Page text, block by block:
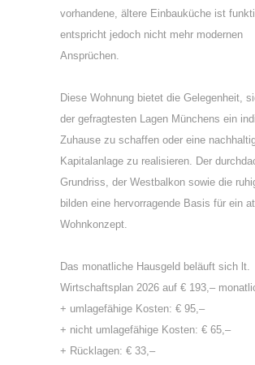
vorhandene, ältere Einbauküche ist
entspricht jedoch nicht mehr modernen
Ansprüchen.
Diese Wohnung bietet die Gelegenheit,
der gefragtesten Lagen Münchens ein
Zuhause zu schaffen oder eine
Kapitalanlage zu realisieren. Der
Grundriss, der Westbalkon sowie die
bilden eine hervorragende Basis für ein
Wohnkonzept.
Das monatliche Hausgeld beläuft sich lt.
Wirtschaftsplan 2026 auf € 193,–
+ umlagefähige Kosten: € 95,–
+ nicht umlagefähige Kosten: € 65,–
+ Rücklagen: € 33,–